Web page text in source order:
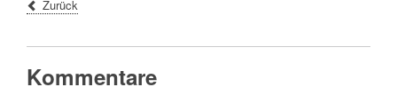
Zurück
Kommentare